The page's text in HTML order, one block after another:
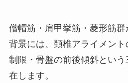
僧帽筋・肩甲挙筋・菱形筋
背景には、頚椎アライメン
制限・骨盤の前後傾斜とい
在します。